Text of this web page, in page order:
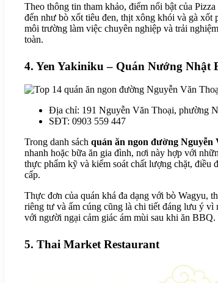
Theo thông tin tham khảo, điểm nổi bật của
đến như bò xốt tiêu đen, thịt xông khói và gà xốt
môi trường làm việc chuyên nghiệp và trải
toàn.
4. Yen Yakiniku – Quán Nướng Nhật
Địa chỉ: 191 Nguyễn Văn Thoại, phường
SĐT: 0903 559 447
Trong danh sách quán ăn ngon đường
nhanh hoặc bữa ăn gia đình, nơi này hợp với
thực phẩm kỹ và kiểm soát chất lượng chặt, điều
cấp.
Thực đơn của quán khá đa dạng với bò Wagyu,
riêng tư và ấm cúng cũng là chi tiết đáng lưu ý
với người ngại cảm giác ám mùi sau khi ăn
5. Thai Market Restaurant